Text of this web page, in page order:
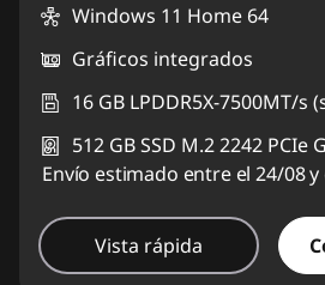
Windows 11 Home 64
Gráficos integrados
16 GB LPDDR5X-7500MT/s
512 GB SSD M.2 2242 PCIe
Envío estimado entre el 24/08 y
Vista rápida